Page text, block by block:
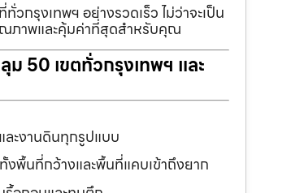
วกรุงเทพฯ อย่างรวดเร็ว ไม่ว่าจะเป็น
ณภาพและคุ้มค่าที่สุดสำหรับคุณ
50 เขตทั่วกรุงเทพฯ และ
ะงานดินทุกรูปแบบ
งพื้นที่กว้างและพื้นที่แคบเข้าถึงยาก